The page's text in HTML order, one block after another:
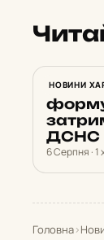
НОВИНИ
форму
ДСНС
6 Серпня · 1
Головна›